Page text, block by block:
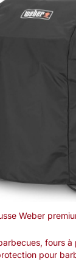
Weber
fours à
pour